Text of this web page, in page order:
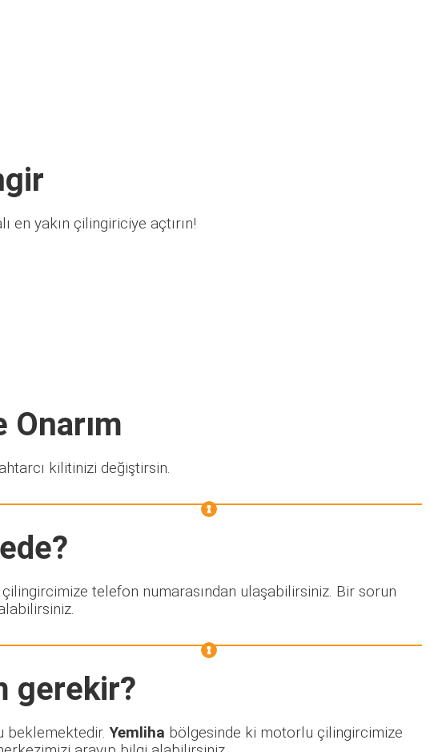
en yakın çilingiriciye açtırın!
kilitinizi değiştirsin.
telefon numarasından ulaşabilirsiniz. Bir sorun
gerekir?
beklemektedir.Yemliha bölgesinde ki motorlu çilingircimize